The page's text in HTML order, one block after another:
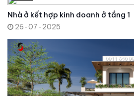
Nhà ở kết hợp kinh doanh ở tầng 1
26-07-2025